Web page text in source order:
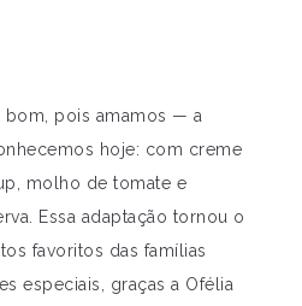
pois amamos — a
hoje: com creme
molho de tomate e
Essa adaptação tornou o
favoritos das famílias
especiais, graças a Ofélia